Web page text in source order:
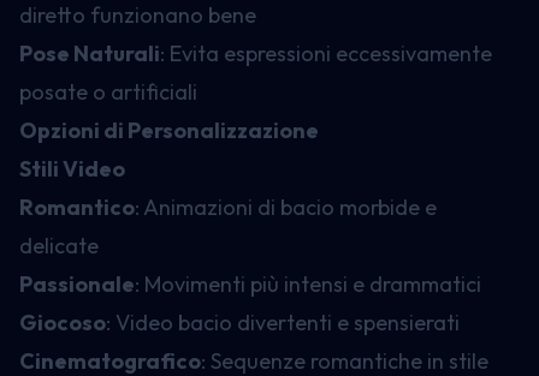
diretto funzionano bene
Pose Naturali: Evita espressioni eccessivamente
posate o artificiali
Opzioni di Personalizzazione
Stili Video
Romantico: Animazioni di bacio morbide e
delicate
Passionale: Movimenti più intensi e drammatici
Giocoso: Video bacio divertenti e spensierati
Cinematografico: Sequenze romantiche in stile